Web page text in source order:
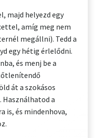
majd helyezd egy
amíg meg nem
megállni). Tedd a
egy hétig érlelődni.
és menj be a
át a szokásos
Használhatod a
is, és mindenhova,